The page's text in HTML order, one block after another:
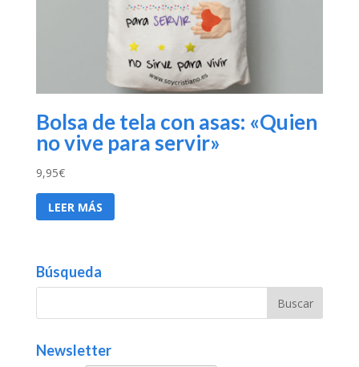
Bolsa de tela con asas: «Quien
no vive para servir»
9,95€
LEER MÁS
Búsqueda
Newsletter